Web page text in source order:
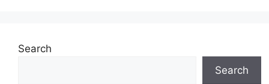
Search
Search